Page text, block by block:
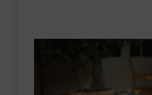
COMPLEMENTOS JARDÍN